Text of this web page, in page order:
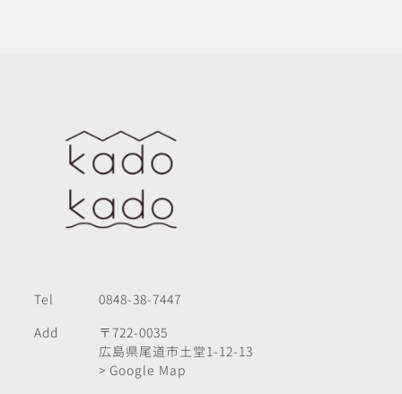
Tel
0848-38-7447
Add
〒722-0035
広島県尾道市土堂1-12-13
> Google Map